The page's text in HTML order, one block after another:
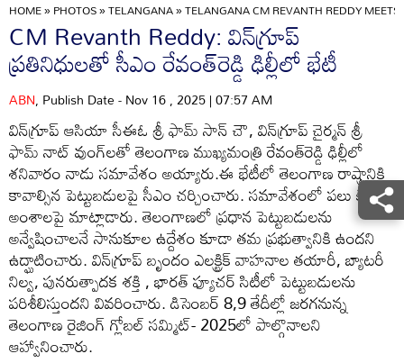
HOME»PHOTOS»TELANGANA»TELANGANA CM REVANTH REDDY
CM Revanth Reddy: విన్‌గ్రూప్
ప్రతినిధులతో సీఎం రేవంత్‌రెడ్డి ఢిల్లీలో భేటీ
ABN, Publish Date - Nov 16 , 2025 | 07:57 AM
విన్‌గ్రూప్ ఆసియా సీఈఓ శ్రీ ఫామ్ సాన్ చౌ, విన్‌గ్రూప్ చైర్మన్ శ్రీ
ఫామ్ నాట్ వుంగ్‌లతో తెలంగాణ ముఖ్యమంత్రి రేవంత్‌రెడ్డి ఢిల్లీలో
శనివారం నాడు సమావేశం అయ్యారు.ఈ భేటీలో తెలంగాణ రాష్ట్రానికి
కావాల్సిన పెట్టుబడులపై సీఎం చర్చించారు. సమావేశంలో పలు కీలక
అంశాలపై మాట్లాడారు. తెలంగాణలో ప్రధాన పెట్టుబడులను
అన్వేషించాలనే సానుకూల ఉద్దేశం కూడా తమ ప్రభుత్వానికి ఉందని
ఉద్ఘాటించారు. విన్‌గ్రూప్ బృందం ఎలక్ట్రిక్ వాహనాల తయారీ, బ్యాటరీ
నిల్వ, పునరుత్పాదక శక్తి , భారత్ ఫ్యూచర్ సిటీలో పెట్టుబడులను
పరిశీలిస్తుందని వివరించారు. డిసెంబర్ 8,9 తేదీల్లో జరగనున్న
తెలంగాణ రైజింగ్ గ్లోబల్ సమ్మిట్- 2025లో పాల్గొనాలని
ఆహ్వానించారు.